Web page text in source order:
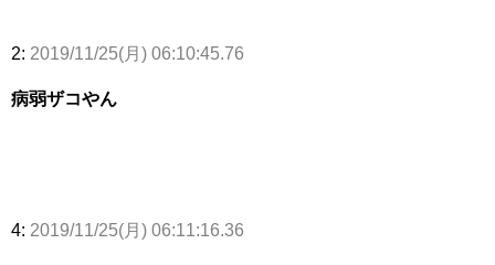
2: 2019/11/25(月) 06:10:45.76
病弱ザコやん
4: 2019/11/25(月) 06:11:16.36